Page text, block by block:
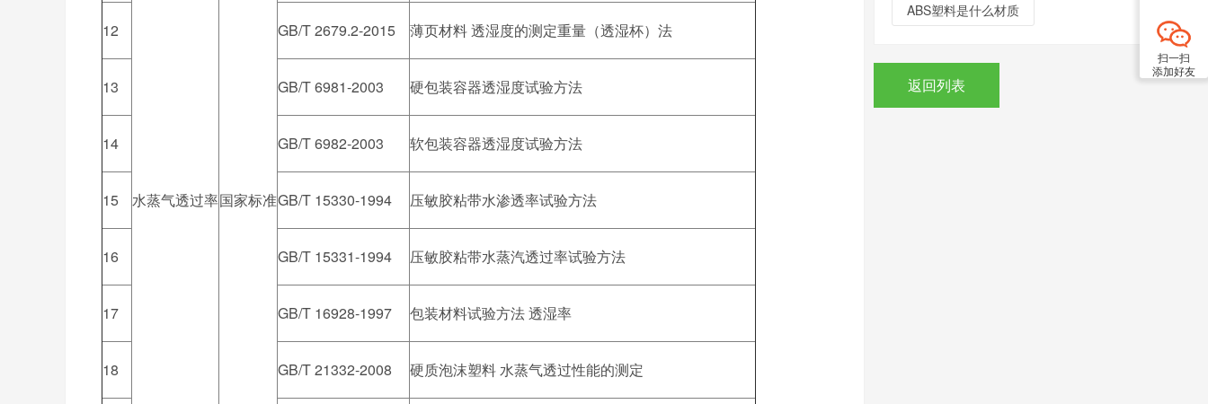
水蒸气透过率国家标准
12 GB/T 2679.2-2015 薄页材料 透湿度的测定重量（透湿杯）法
13 GB/T 6981-2003 硬包装容器透湿度试验方法
14 GB/T 6982-2003 软包装容器透湿度试验方法
15 GB/T 15330-1994 压敏胶粘带水渗透率试验方法
16 GB/T 15331-1994 压敏胶粘带水蒸汽透过率试验方法
17 GB/T 16928-1997 包装材料试验方法 透湿率
18 GB/T 21332-2008 硬质泡沫塑料 水蒸气透过性能的测定
ABS塑料是什么材质
返回列表
扫一扫
添加好友